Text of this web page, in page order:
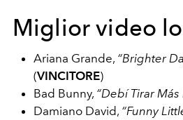
Miglior video
Ariana Grande, “Brighter
(VINCITORE)
Bad Bunny, “Debí Tirar Más
Damiano David, “Funny